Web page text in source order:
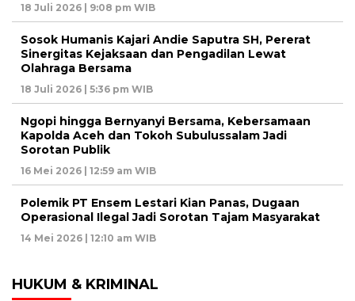
18 Juli 2026 | 9:08 pm WIB
Sosok Humanis Kajari Andie Saputra SH, Pererat
Sinergitas Kejaksaan dan Pengadilan Lewat
Olahraga Bersama
18 Juli 2026 | 5:36 pm WIB
Ngopi hingga Bernyanyi Bersama, Kebersamaan
Kapolda Aceh dan Tokoh Subulussalam Jadi
Sorotan Publik
16 Mei 2026 | 12:59 am WIB
Polemik PT Ensem Lestari Kian Panas, Dugaan
Operasional Ilegal Jadi Sorotan Tajam Masyarakat
14 Mei 2026 | 12:10 am WIB
HUKUM & KRIMINAL